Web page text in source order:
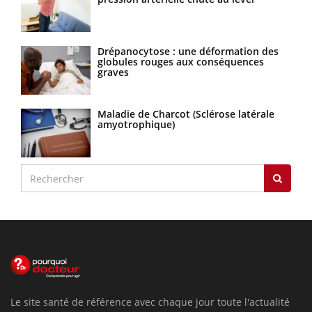
Drépanocytose : une déformation des
globules rouges aux conséquences
graves
Maladie de Charcot (Sclérose latérale
amyotrophique)
Le site santé de référence avec chaque jour toute l'actualité